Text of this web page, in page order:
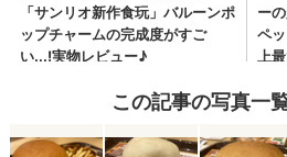
この記事の写真一